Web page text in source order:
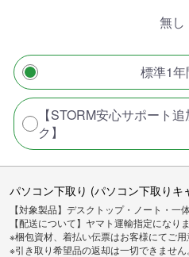
無し
標準1
【STORM安心サポート
ク】
パソコン下取り (パソコン下取りキ
【対象製品】デスクトップ・ノート・一
【配送について】ヤマト運輸指定になり
※梱包資材、着払い伝票はお客様にてご用
※引き取り希望品の返却は一切できません。